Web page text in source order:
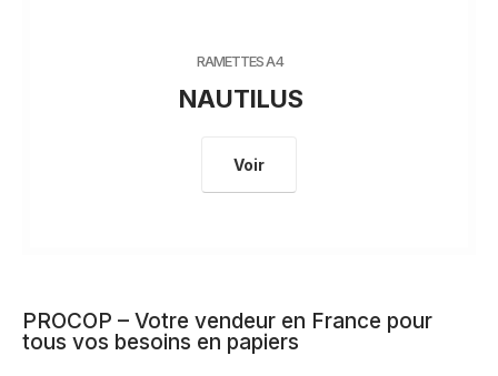
RAMETTES A4
NAUTILUS
Voir
PROCOP – Votre vendeur en France pour
tous vos besoins en papiers